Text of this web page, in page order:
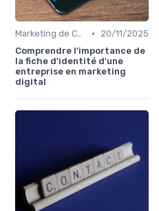
Marketing de Contenu •
20/11/2025
Comprendre l'importance de
la fiche d'identité d'une
entreprise en marketing
digital